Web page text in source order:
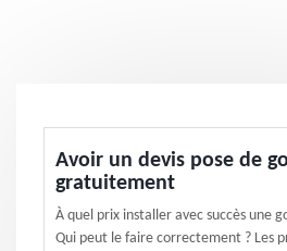
Avoir un devis pose de
gratuitement
À quel prix installer avec succès une
Qui peut le faire correctement ? Les